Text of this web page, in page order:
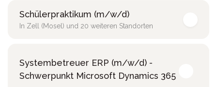
Schülerpraktikum (m/w/d)
In Zell (Mosel) und 20 weiteren Standorten
Systembetreuer ERP (m/w/d) -
Schwerpunkt Microsoft Dynamics 365